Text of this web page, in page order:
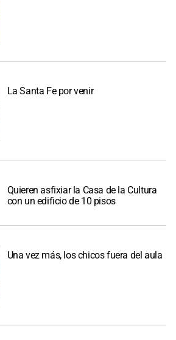
La Santa Fe por venir
Quieren asfixiar la Casa de la Cultura
con un edificio de 10 pisos
Una vez más, los chicos fuera del aula